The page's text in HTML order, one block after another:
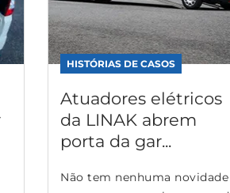
HISTÓRIAS DE CASOS
Atuadores elétricos
da LINAK abrem
porta da gar...
Não tem nenhuma novidade